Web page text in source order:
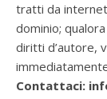
tratti da
dominio;
diritti d’autore,
Contattaci: